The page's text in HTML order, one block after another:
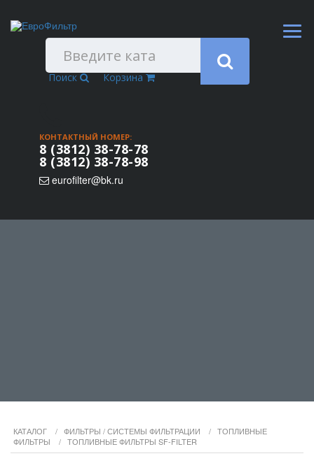
Поиск Корзина
КОНТАКТНЫЙ НОМЕР:
8 (3812) 38-78-78
8 (3812) 38-78-98
eurofilter@bk.ru
КАТАЛОГ / ФИЛЬТРЫ / СИСТЕМЫ ФИЛЬТРАЦИИ / ТОПЛИВНЫЕ
ФИЛЬТРЫ / ТОПЛИВНЫЕ ФИЛЬТРЫ SF-FILTER